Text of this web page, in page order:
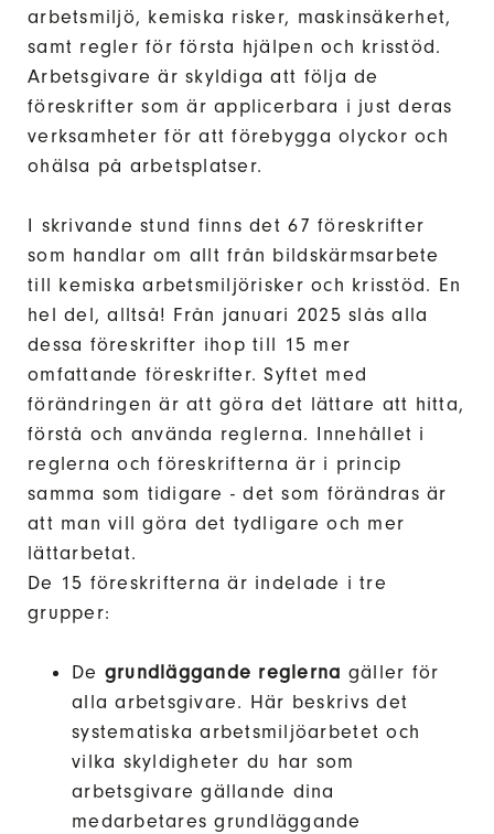
arbetsmiljö, kemiska risker, maskinsäkerhet,
samt regler för första hjälpen och krisstöd.
Arbetsgivare är skyldiga att följa de
föreskrifter som är applicerbara i just deras
verksamheter för att förebygga olyckor och
ohälsa på arbetsplatser.
I skrivande stund finns det 67 föreskrifter
som handlar om allt från bildskärmsarbete
till kemiska arbetsmiljörisker och krisstöd. En
hel del, alltså! Från januari 2025 slås alla
dessa föreskrifter ihop till 15 mer
omfattande föreskrifter. Syftet med
förändringen är att göra det lättare att hitta,
förstå och använda reglerna. Innehållet i
reglerna och föreskrifterna är i princip
samma som tidigare - det som förändras är
att man vill göra det tydligare och mer
lättarbetat.
De 15 föreskrifterna är indelade i tre
grupper:
De grundläggande reglerna gäller för
alla arbetsgivare. Här beskrivs det
systematiska arbetsmiljöarbetet och
vilka skyldigheter du har som
arbetsgivare gällande dina
medarbetares grundläggande